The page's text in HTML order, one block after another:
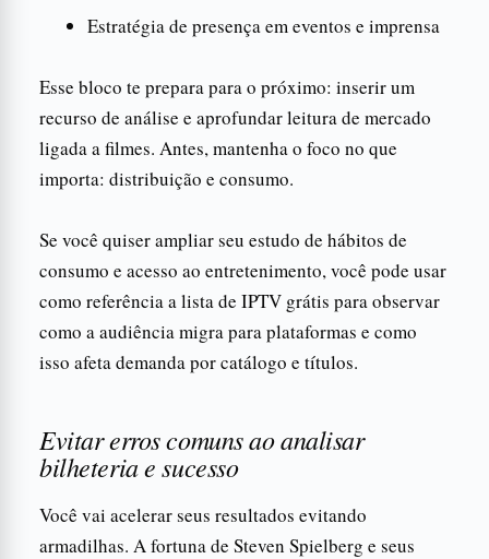
Estratégia de presença em eventos e imprensa
Esse bloco te prepara para o próximo: inserir um
recurso de análise e aprofundar leitura de mercado
ligada a filmes. Antes, mantenha o foco no que
importa: distribuição e consumo.
Se você quiser ampliar seu estudo de hábitos de
consumo e acesso ao entretenimento, você pode usar
como referência a lista de IPTV grátis para observar
como a audiência migra para plataformas e como
isso afeta demanda por catálogo e títulos.
Evitar erros comuns ao analisar
bilheteria e sucesso
Você vai acelerar seus resultados evitando
armadilhas. A fortuna de Steven Spielberg e seus